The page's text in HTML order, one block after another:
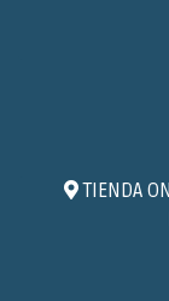
TIENDA